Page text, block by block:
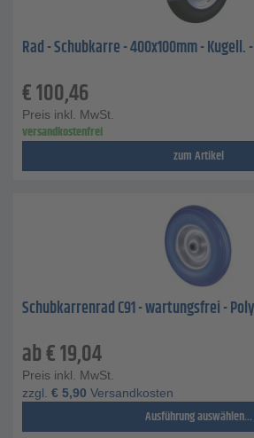
Rad - Schubkarre - 400x100mm -
€100,46
Preis inkl. MwSt.
versandkostenfrei
zum Artikel
Schubkarrenrad C91 - wartungsfrei -
ab€19,04
Preis inkl. MwSt.
zzgl. € 5,90 Versandkosten
Ausführung auswählen...